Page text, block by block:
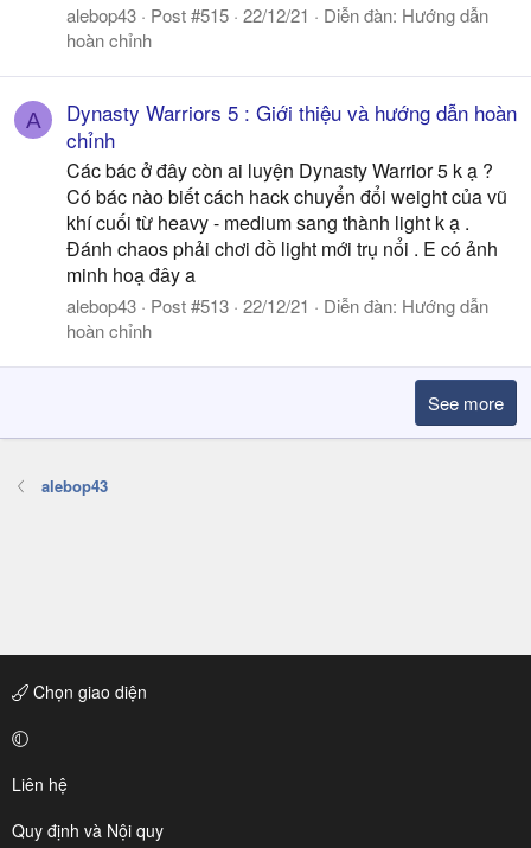
alebop43 Post #515 22/12/21 Diễn đàn: Hướng dẫn
hoàn chỉnh
A
Dynasty Warriors 5 : Giới thiệu và hướng dẫn hoàn
chỉnh
Các bác ở đây còn ai luyện Dynasty Warrior 5 k ạ ?
Có bác nào biết cách hack chuyển đổi weight của vũ
khí cuối từ heavy - medium sang thành light k ạ .
Đánh chaos phải chơi đồ light mới trụ nổi . E có ảnh
minh hoạ đây a
alebop43 Post #513 22/12/21 Diễn đàn: Hướng dẫn
hoàn chỉnh
See more
alebop43
Chọn giao diện
Liên hệ
Quy định và Nội quy